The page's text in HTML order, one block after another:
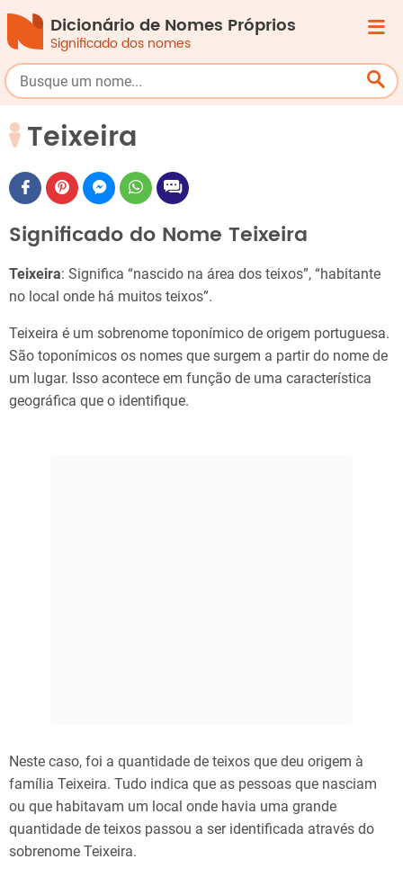
Dicionário de Nomes Próprios
Significado dos nomes
Teixeira
Significado do Nome Teixeira
Teixeira: Significa “nascido na área dos teixos”, “habitante
no local onde há muitos teixos”.
Teixeira é um sobrenome toponímico de origem portuguesa.
São toponímicos os nomes que surgem a partir do nome de
um lugar. Isso acontece em função de uma característica
geográfica que o identifique.
Neste caso, foi a quantidade de teixos que deu origem à
família Teixeira. Tudo indica que as pessoas que nasciam
ou que habitavam um local onde havia uma grande
quantidade de teixos passou a ser identificada através do
sobrenome Teixeira.